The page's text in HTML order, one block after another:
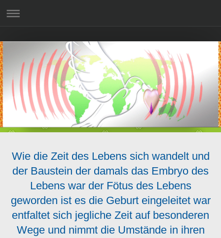
Wie die Zeit des Lebens sich wandelt und
der Baustein der damals das Embryo des
Lebens war der Fötus des Lebens
geworden ist es die Geburt eingeleitet war
entfaltet sich jegliche Zeit auf besonderen
Wege und nimmt die Umstände in ihren